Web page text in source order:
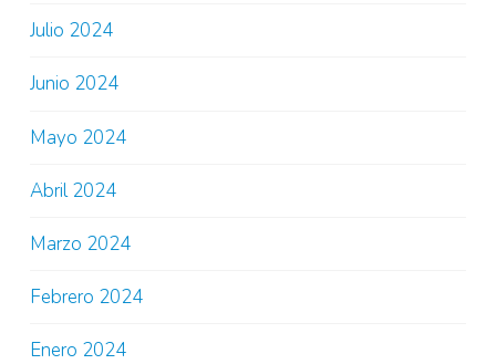
Julio 2024
Junio 2024
Mayo 2024
Abril 2024
Marzo 2024
Febrero 2024
Enero 2024